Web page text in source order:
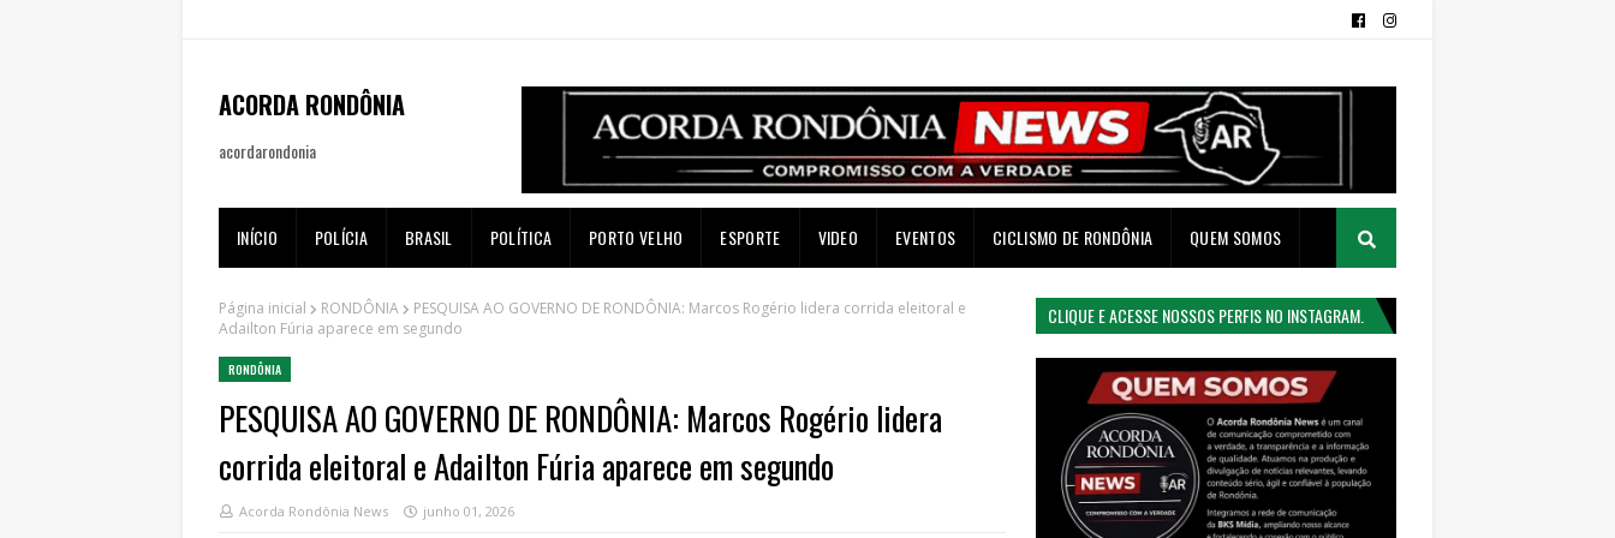
ACORDA RONDÔNIA
acordarondonia
INÍCIO POLÍCIA BRASIL POLÍTICA PORTO VELHO ESPORTE VIDEO EVENTOS CICLISMO DE RONDÔNIA QUEM SOMOS
Página inicial RONDÔNIA
PESQUISA AO GOVERNO DE RONDÔNIA: Marcos Rogério lidera corrida eleitoral e
Adailton Fúria aparece em segundo
RONDÔNIA
PESQUISA AO GOVERNO DE RONDÔNIA: Marcos Rogério lidera
corrida eleitoral e Adailton Fúria aparece em segundo
Acorda Rondônia News junho 01, 2026
CLIQUE E ACESSE NOSSOS PERFIS NO INSTAGRAM.